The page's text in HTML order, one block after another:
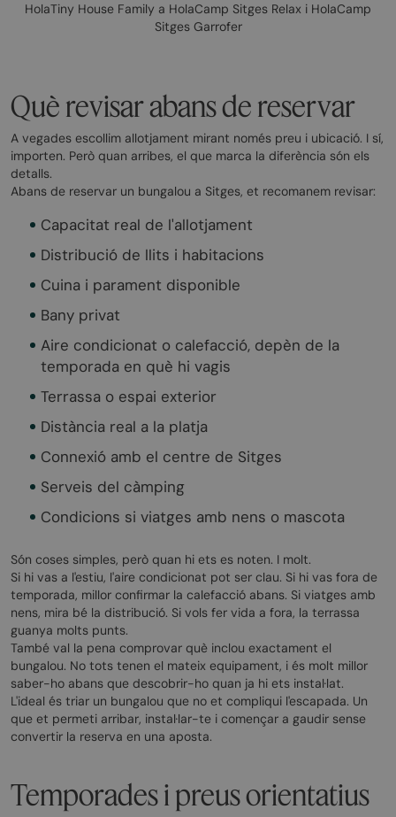
HolaTiny House Family a HolaCamp Sitges Relax i HolaCamp
Sitges Garrofer
Què revisar abans de reservar
A vegades escollim allotjament mirant només preu i ubicació. I sí,
importen. Però quan arribes, el que marca la diferència són els
detalls.
Abans de reservar un bungalou a Sitges, et recomanem revisar:
Capacitat real de l'allotjament
Distribució de llits i habitacions
Cuina i parament disponible
Bany privat
Aire condicionat o calefacció, depèn de la
temporada en què hi vagis
Terrassa o espai exterior
Distància real a la platja
Connexió amb el centre de Sitges
Serveis del càmping
Condicions si viatges amb nens o mascota
Són coses simples, però quan hi ets es noten. I molt.
Si hi vas a l'estiu, l'aire condicionat pot ser clau. Si hi vas fora de
temporada, millor confirmar la calefacció abans. Si viatges amb
nens, mira bé la distribució. Si vols fer vida a fora, la terrassa
guanya molts punts.
També val la pena comprovar què inclou exactament el
bungalou. No tots tenen el mateix equipament, i és molt millor
saber-ho abans que descobrir-ho quan ja hi ets instal·lat.
L'ideal és triar un bungalou que no et compliqui l'escapada. Un
que et permeti arribar, instal·lar-te i començar a gaudir sense
convertir la reserva en una aposta.
Temporades i preus orientatius